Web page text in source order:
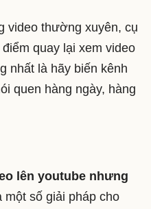
video thường xuyên, cụ
quay lại xem video
nhất là hãy biến kênh
quen hàng ngày, hàng
lên youtube nhưng
một số giải pháp cho